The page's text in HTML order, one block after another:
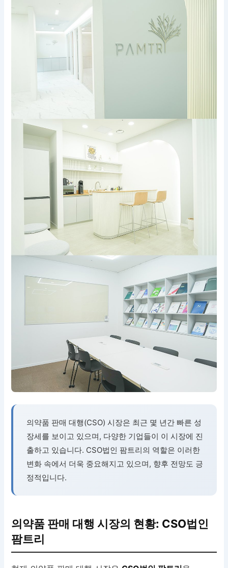
의약품 판매 대행(CSO) 시장은 최근 몇 년간 빠른 성
장세를 보이고 있으며, 다양한 기업들이 이 시장에 진
출하고 있습니다. CSO법인 팜트리의 역할은 이러한
변화 속에서 더욱 중요해지고 있으며, 향후 전망도 긍
정적입니다.
의약품 판매 대행 시장의 현황: CSO법인
팜트리